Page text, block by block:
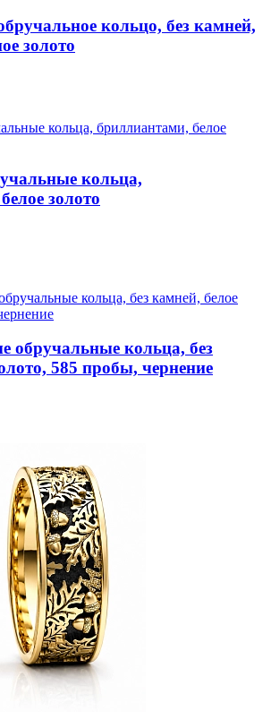
кольцо, без камней,
золото
кольца,
золото
обручальные кольца, без
585 пробы, чернение